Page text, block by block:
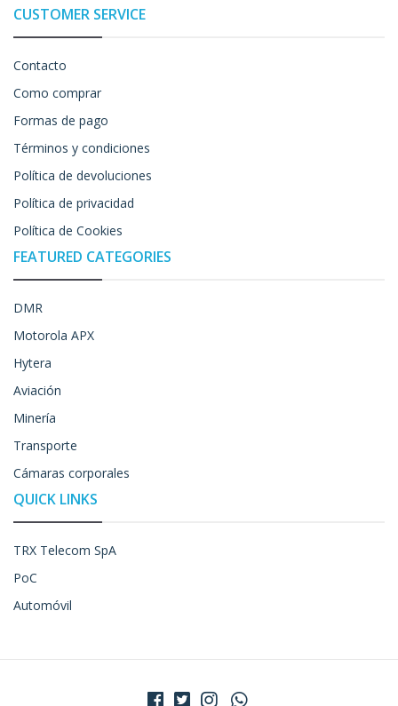
CUSTOMER SERVICE
Contacto
Como comprar
Formas de pago
Términos y condiciones
Política de devoluciones
Política de privacidad
Política de Cookies
FEATURED CATEGORIES
DMR
Motorola APX
Hytera
Aviación
Minería
Transporte
Cámaras corporales
QUICK LINKS
TRX Telecom SpA
PoC
Automóvil